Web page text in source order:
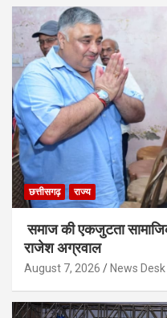
छत्तीसगढ़ राज्य
समाज की एकजुटता
राजेश अग्रवाल
August 7, 2026 News Desk